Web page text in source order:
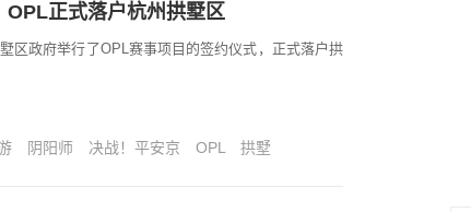
OPL正式落户杭州拱墅区
区政府举行了OPL赛事项目的签约仪式，正式落户拱
阴阳师 决战！平安京 OPL 拱墅